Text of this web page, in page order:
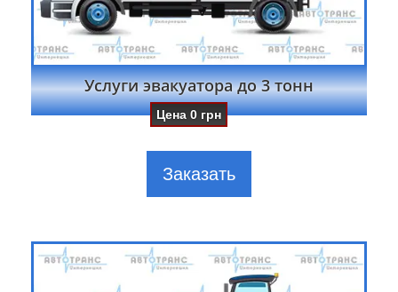
Услуги эвакуатора до 3 тонн
Цена0 грн
Заказать